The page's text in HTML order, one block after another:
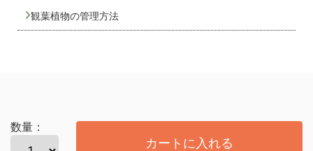
観葉植物の管理方法
数量：
カートに入れる